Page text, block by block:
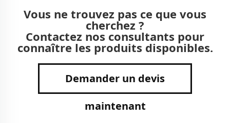
Vous ne trouvez pas ce que vous
cherchez ?
Contactez nos consultants pour
connaître les produits disponibles.
Demander un devis
maintenant